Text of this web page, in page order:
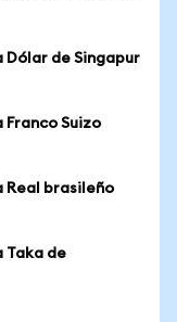
Dólar de Singapur
Suizo
Real brasileño
Taka de